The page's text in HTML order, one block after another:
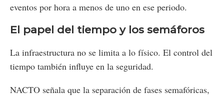
eventos por hora a menos de uno en ese periodo.
El papel del tiempo y los semáforos
La infraestructura no se limita a lo físico. El control del
tiempo también influye en la seguridad.
NACTO señala que la separación de fases semafóricas,